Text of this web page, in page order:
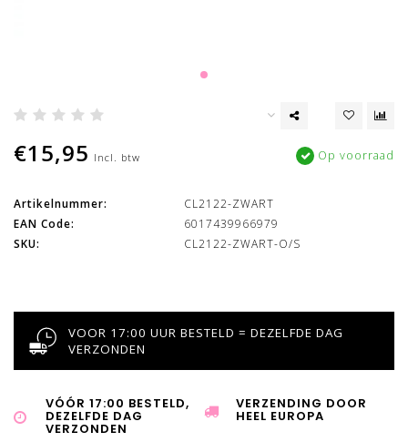
€15,95 Incl. btw Op voorraad
Artikelnummer:
CL2122-ZWART
EAN Code:
6017439966979
SKU:
CL2122-ZWART-O/S
VOOR 17:00 UUR BESTELD = DEZELFDE DAG
VERZONDEN
VÓÓR 17:00 BESTELD,
DEZELFDE DAG
VERZONDEN
VERZENDING DOOR
HEEL EUROPA